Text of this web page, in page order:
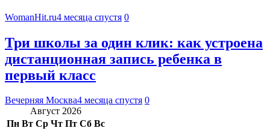
WomanHit.ru4 месяца спустя 0
Три школы за один клик: как устроена
дистанционная запись ребенка в
первый класс
Вечерняя Москва4 месяца спустя 0
Август 2026
Пн Вт Ср Чт Пт Сб Вс